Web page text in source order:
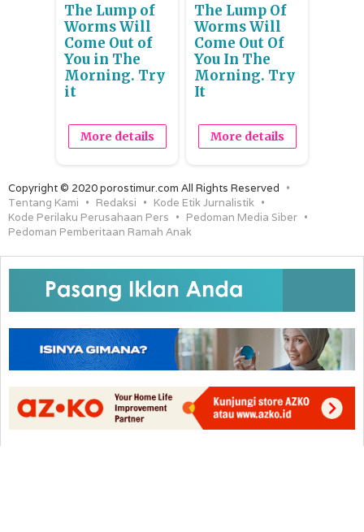
The Lump of
Worms Will
Come Out of
You in The
Morning. Try
it
More details
The Lump Of
Worms Will
Come Out Of
You In The
Morning. Try
It
More details
Copyright © 2020 porostimur.com All Rights Reserved
Tentang Kami
Redaksi
Kode Etik Jurnalistik
Kode Perilaku Perusahaan Pers
Pedoman Media Siber
Pedoman Pemberitaan Ramah Anak